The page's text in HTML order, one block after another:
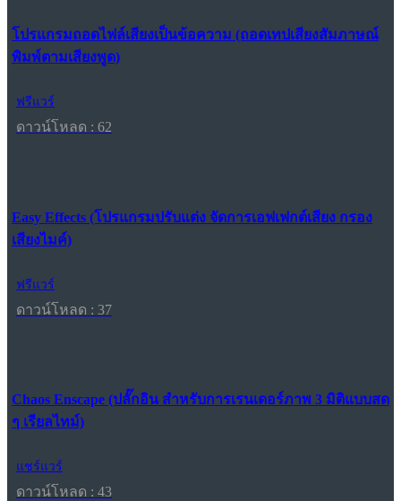
โปรแกรมถอดไฟล์เสียงเป็นข้อความ (ถอดเทปเสียงสัมภาษณ์
พิมพ์ตามเสียงพูด)
ฟรีแวร์
ดาวน์โหลด : 62
Easy Effects (โปรแกรมปรับแต่ง จัดการเอฟเฟกต์เสียง กรอง
เสียงไมค์)
ฟรีแวร์
ดาวน์โหลด : 37
Chaos Enscape (ปลั๊กอิน สำหรับการเรนเดอร์ภาพ 3 มิติแบบสด
ๆ เรียลไทม์)
แชร์แวร์
ดาวน์โหลด : 43